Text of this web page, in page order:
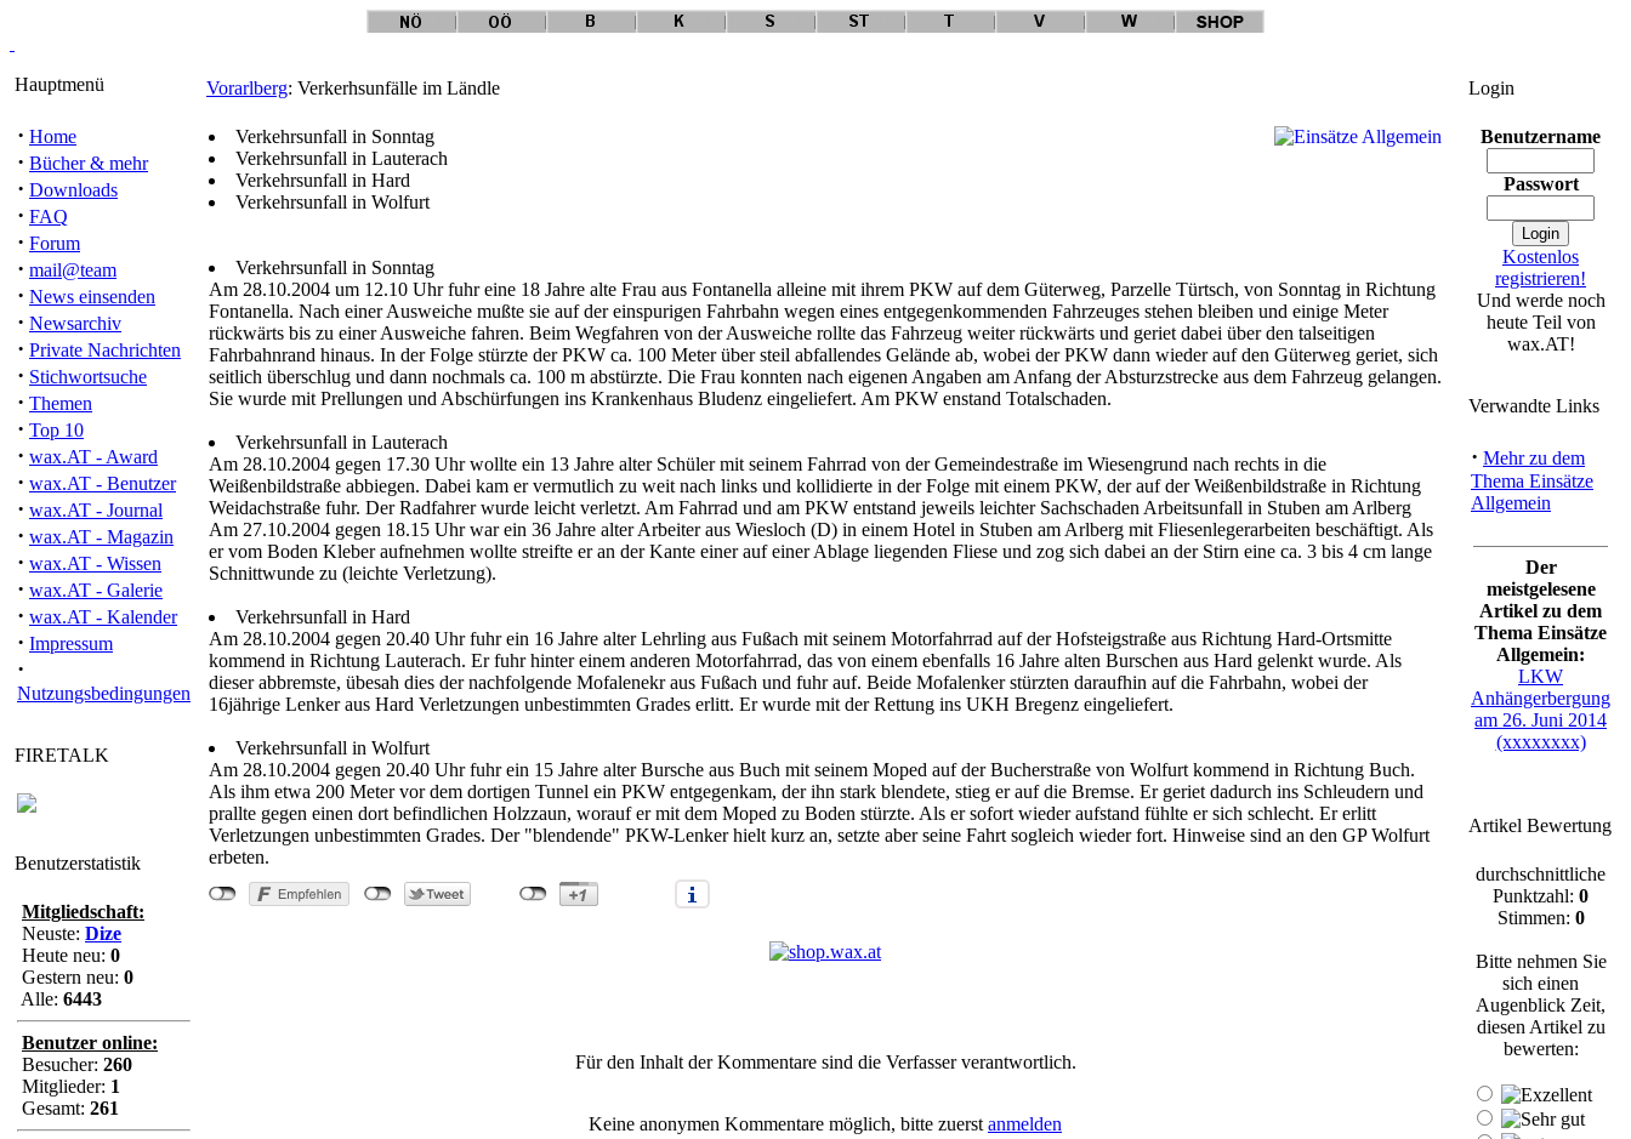
Hauptmenü
· Home
· Bücher & mehr
· Downloads
· FAQ
· Forum
· mail@team
· News einsenden
· Newsarchiv
· Private Nachrichten
· Stichwortsuche
· Themen
· Top 10
· wax.AT - Award
· wax.AT - Benutzer
· wax.AT - Journal
· wax.AT - Magazin
· wax.AT - Wissen
· wax.AT - Galerie
· wax.AT - Kalender
· Impressum
·
Nutzungsbedingungen
FIRETALK
Benutzerstatistik
Mitgliedschaft:
Neuste: Dize
Heute neu: 0
Gestern neu: 0
Alle: 6443
Benutzer online:
Besucher: 260
Mitglieder: 1
Gesamt: 261
Vorarlberg: Verkerhsunfälle im Ländle
Verkehrsunfall in Sonntag
Verkehrsunfall in Lauterach
Verkehrsunfall in Hard
Verkehrsunfall in Wolfurt
Verkehrsunfall in Sonntag
Am 28.10.2004 um 12.10 Uhr fuhr eine 18 Jahre alte Frau aus Fontanella alleine mit ihrem PKW auf dem Güterweg, Parzelle Türtsch, von Sonntag in Richtung
Fontanella. Nach einer Ausweiche mußte sie auf der einspurigen Fahrbahn wegen eines entgegenkommenden Fahrzeuges stehen bleiben und einige Meter
rückwärts bis zu einer Ausweiche fahren. Beim Wegfahren von der Ausweiche rollte das Fahrzeug weiter rückwärts und geriet dabei über den talseitigen
Fahrbahnrand hinaus. In der Folge stürzte der PKW ca. 100 Meter über steil abfallendes Gelände ab, wobei der PKW dann wieder auf den Güterweg geriet, sich
seitlich überschlug und dann nochmals ca. 100 m abstürzte. Die Frau konnten nach eigenen Angaben am Anfang der Absturzstrecke aus dem Fahrzeug gelangen.
Sie wurde mit Prellungen und Abschürfungen ins Krankenhaus Bludenz eingeliefert. Am PKW enstand Totalschaden.
Verkehrsunfall in Lauterach
Am 28.10.2004 gegen 17.30 Uhr wollte ein 13 Jahre alter Schüler mit seinem Fahrrad von der Gemeindestraße im Wiesengrund nach rechts in die
Weißenbildstraße abbiegen. Dabei kam er vermutlich zu weit nach links und kollidierte in der Folge mit einem PKW, der auf der Weißenbildstraße in Richtung
Weidachstraße fuhr. Der Radfahrer wurde leicht verletzt. Am Fahrrad und am PKW entstand jeweils leichter Sachschaden Arbeitsunfall in Stuben am Arlberg
Am 27.10.2004 gegen 18.15 Uhr war ein 36 Jahre alter Arbeiter aus Wiesloch (D) in einem Hotel in Stuben am Arlberg mit Fliesenlegerarbeiten beschäftigt. Als
er vom Boden Kleber aufnehmen wollte streifte er an der Kante einer auf einer Ablage liegenden Fliese und zog sich dabei an der Stirn eine ca. 3 bis 4 cm lange
Schnittwunde zu (leichte Verletzung).
Verkehrsunfall in Hard
Am 28.10.2004 gegen 20.40 Uhr fuhr ein 16 Jahre alter Lehrling aus Fußach mit seinem Motorfahrrad auf der Hofsteigstraße aus Richtung Hard-Ortsmitte
kommend in Richtung Lauterach. Er fuhr hinter einem anderen Motorfahrrad, das von einem ebenfalls 16 Jahre alten Burschen aus Hard gelenkt wurde. Als
dieser abbremste, übesah dies der nachfolgende Mofalenekr aus Fußach und fuhr auf. Beide Mofalenker stürzten daraufhin auf die Fahrbahn, wobei der
16jährige Lenker aus Hard Verletzungen unbestimmten Grades erlitt. Er wurde mit der Rettung ins UKH Bregenz eingeliefert.
Verkehrsunfall in Wolfurt
Am 28.10.2004 gegen 20.40 Uhr fuhr ein 15 Jahre alter Bursche aus Buch mit seinem Moped auf der Bucherstraße von Wolfurt kommend in Richtung Buch.
Als ihm etwa 200 Meter vor dem dortigen Tunnel ein PKW entgegenkam, der ihn stark blendete, stieg er auf die Bremse. Er geriet dadurch ins Schleudern und
prallte gegen einen dort befindlichen Holzzaun, worauf er mit dem Moped zu Boden stürzte. Als er sofort wieder aufstand fühlte er sich schlecht. Er erlitt
Verletzungen unbestimmten Grades. Der "blendende" PKW-Lenker hielt kurz an, setzte aber seine Fahrt sogleich wieder fort. Hinweise sind an den GP Wolfurt
erbeten.
Für den Inhalt der Kommentare sind die Verfasser verantwortlich.
Keine anonymen Kommentare möglich, bitte zuerst anmelden
Login
Benutzername
Passwort
Kostenlos
registrieren!
Und werde noch
heute Teil von
wax.AT!
Verwandte Links
· Mehr zu dem
Thema Einsätze
Allgemein
Der
meistgelesene
Artikel zu dem
Thema Einsätze
Allgemein:
LKW
Anhängerbergung
am 26. Juni 2014
(xxxxxxxx)
Artikel Bewertung
durchschnittliche
Punktzahl: 0
Stimmen: 0
Bitte nehmen Sie
sich einen
Augenblick Zeit,
diesen Artikel zu
bewerten: